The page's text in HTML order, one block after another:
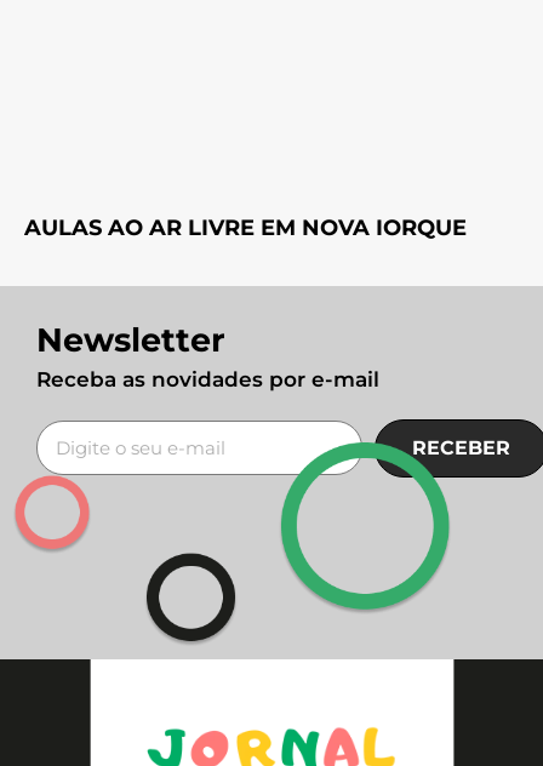
AULAS AO AR LIVRE EM NOVA IORQUE
Newsletter
Receba as novidades por e-mail
RECEBER